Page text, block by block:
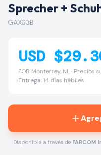
Sprecher +
GAX63B
USD
FOB Monterrey, NL · Precios
Entrega: 14 días hábiles
Disponible a través de FARCOM